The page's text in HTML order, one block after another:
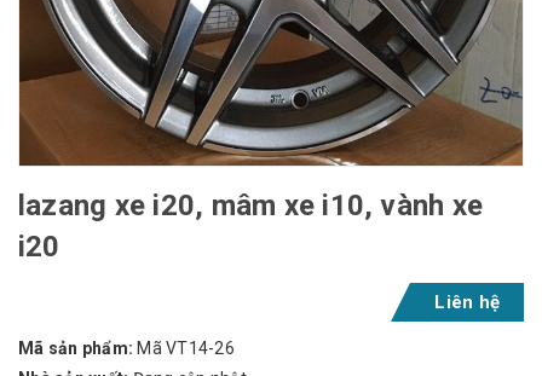
lazang xe i20, mâm xe i10, vành xe
i20
Liên hệ
Mã sản phẩm: Mã VT14-26